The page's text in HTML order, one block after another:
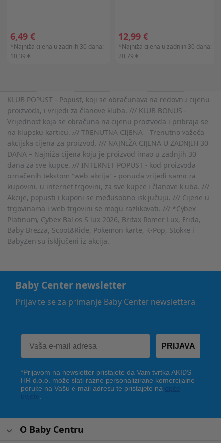
6,49 €
*Najniža cijena u zadnjih 30 dana:
10,39 €
12,99 €
*Najniža cijena u zadnjih 30 dana:
20,79 €
KLUB POPUST - Popust, koji se obračunava na redovnu cijenu
proizvoda, i vrijedi za članove kluba. /// KLUB BONUS -
Vrijednost koja se obračuna na cijenu proizvoda i pribraja se
na klupsku karticu. /// TRENUTNA CIJENA – Trenutno važeća
akcijska cijena za proizvod. /// NAJNIŽA CIJENA U ZADNJIH 30
DANA – Najniža cijena koju je proizvod imao u zadnjih 30
dana za sve kupce. /// INTERNET POPUST - kod proizvoda
označenih tekstom "web akcija" - ponuda vrijedi samo za
kupovinu u internet trgovini, za sve kupce i članove kluba. ///
Akcije, popusti i kuponi se međusobno isključuju. /// Cijene u
trgovinama i web trgovini se mogu razlikovati. /// *Cybex
Platinum, Cybex Balios S lux 2026, Britax Römer Lux, Frida,
Baby Brezza, Scoot&Ride, Pokemon karte, K-Pop, Stokke i
BabyZen su isključeni iz akcija.
Baby Center newsletter
Prijavite se za primanje Baby Center newslettera
PRIJAVA
*Prijavom na newsletter pristajete da Vam tvrtka AKIDS
HR d.o.o. može slati razne personalizirane komercijalne
poruke na Vašu e-mail adresu te pristajete na
O Baby Centru